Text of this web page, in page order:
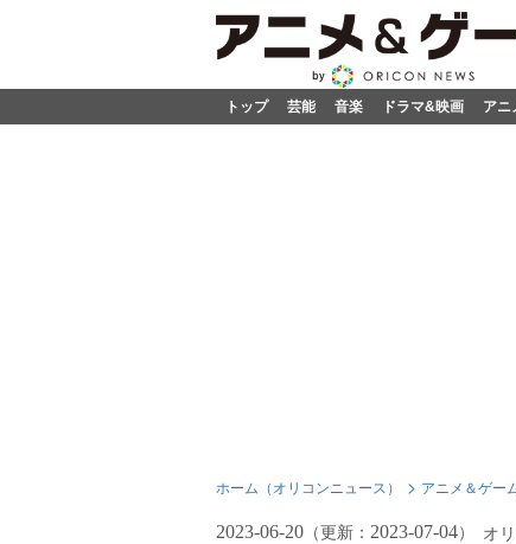
トップ 芸能 音楽 ドラマ&映画 アニ
ホーム（オリコンニュース） アニメ＆ゲー
2023-06-20 （更新： 2023-07-04） オ